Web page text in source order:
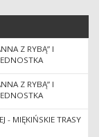
Z RYBĄ” I
Z RYBĄ” I
- MIĘKIŃSKIE TRASY